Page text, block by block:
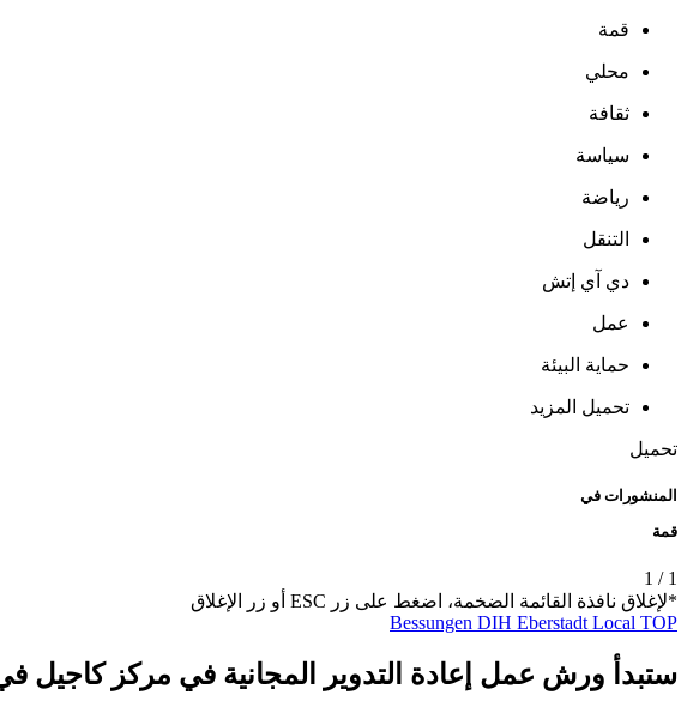
قمة
محلي
ثقافة
سياسة
رياضة
التنقل
دي آي إتش
عمل
حماية البيئة
تحميل المزيد
تحميل
المنشورات في
قمة
1
/
1
*لإغلاق نافذة القائمة الضخمة، اضغط على زر ESC أو زر الإغلاق
Bessungen DIH Eberstadt Local TOP
ستبدأ ورش عمل إعادة التدوير المجانية في مركز كاجيل في